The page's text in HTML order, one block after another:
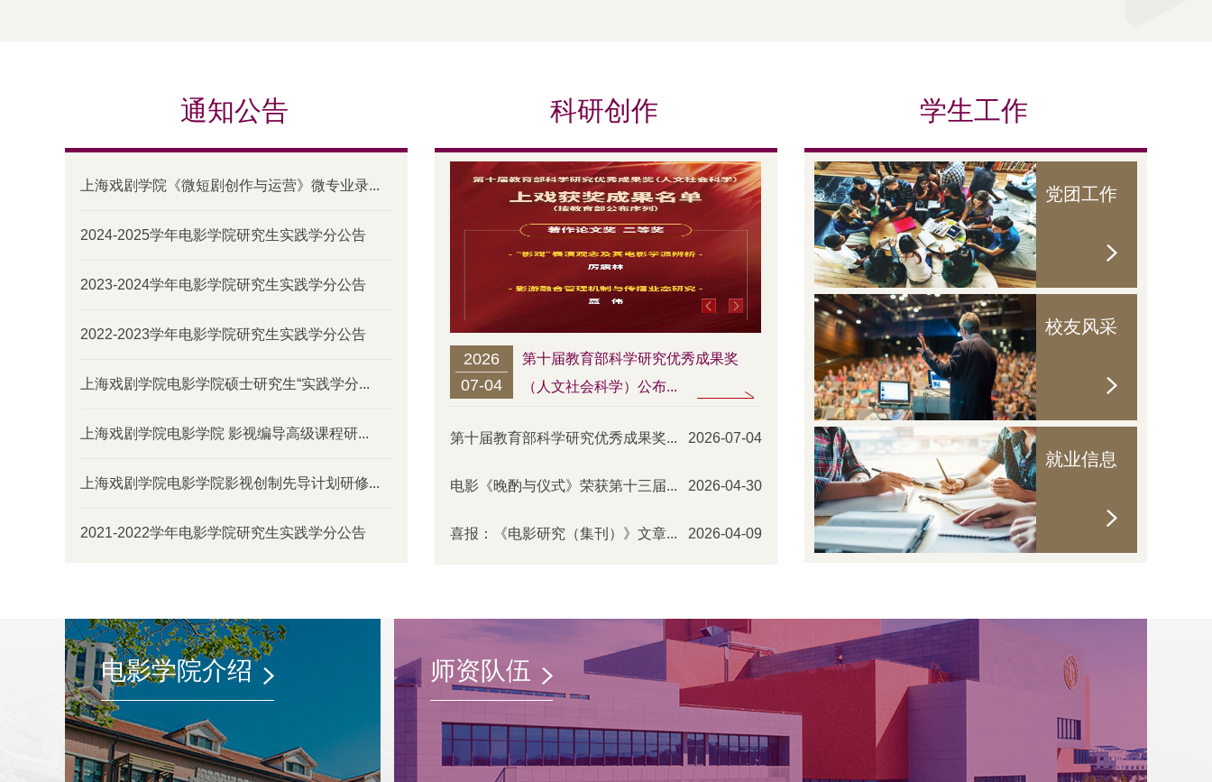
通知公告
上海戏剧学院《微短剧创作与运营》微专业录...
2024-2025学年电影学院研究生实践学分公告
2023-2024学年电影学院研究生实践学分公告
2022-2023学年电影学院研究生实践学分公告
上海戏剧学院电影学院硕士研究生“实践学分...
上海戏剧学院电影学院 影视编导高级课程研...
上海戏剧学院电影学院影视创制先导计划研修...
2021-2022学年电影学院研究生实践学分公告
科研创作
01-12
情上演，声形共生...
2026
07-04
第十届教育部科学研究优秀成果奖
（人文社会科学）公布...
电影《晚酌与仪式》荣获第十三届国
际纽约电影节重要奖...
04-09
第十届教育部科学研究优秀成果奖... 2026-07-04
电影《晚酌与仪式》荣获第十三届... 2026-04-30
喜报：《电影研究（集刊）》文章... 2026-04-09
学生工作
党团工作
校友风采
就业信息
电影学院介绍 师资队伍